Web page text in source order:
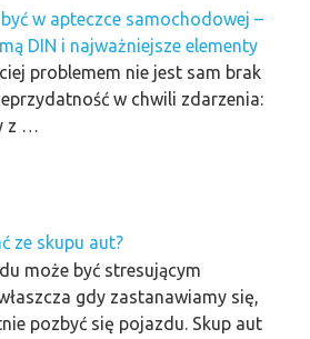
w apteczce samochodowej –
DIN i najważniejsze elementy
problemem nie jest sam brak
w chwili zdarzenia:
z …
ze skupu aut?
może być stresującym
gdy zastanawiamy się,
pozbyć się pojazdu. Skup aut